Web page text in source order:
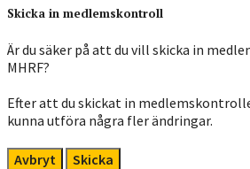
Skicka in medlemskontroll
Är du säker på att du vill skicka in
MHRF?
Efter att du skickat in
kunna utföra några fler ändringar.
Avbryt Skicka